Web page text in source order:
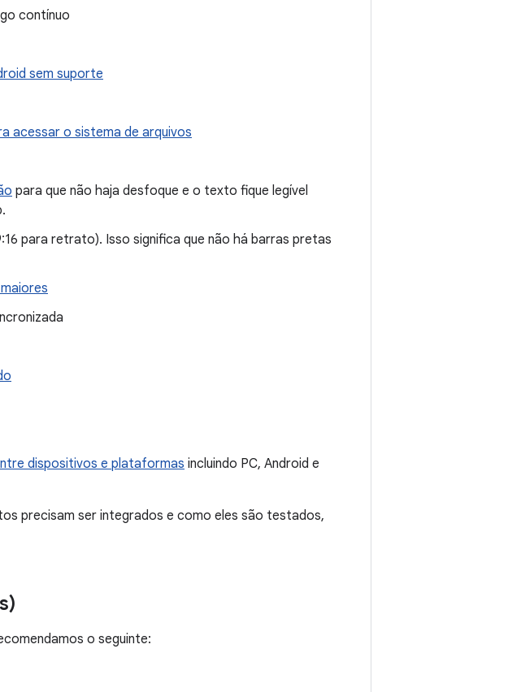
contínuo
sem suporte
acessar o sistema de arquivos
para que não haja desfoque e o texto fique legível
para retrato). Isso significa que não há barras pretas
dispositivos e plataformas incluindo PC, Android e
precisam ser integrados e como eles são testados,
o seguinte: